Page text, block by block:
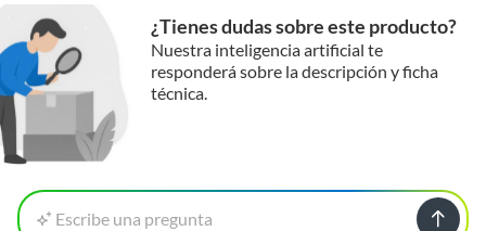
¿Tienes dudas sobre este producto?
Nuestra inteligencia artificial te
responderá sobre la descripción y ficha
técnica.
Escribe una pregunta